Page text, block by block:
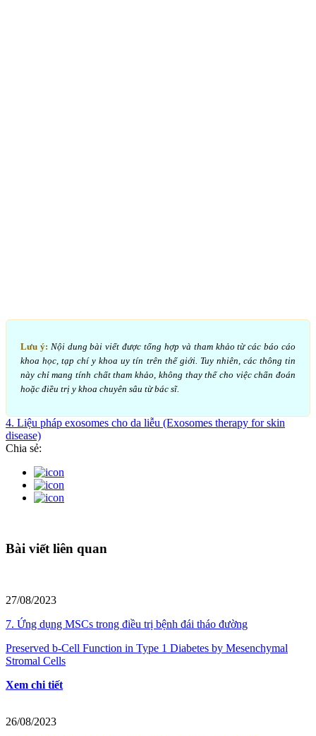
Lưu ý: Nội dung bài viết được tổng hợp và tham khảo từ các báo cáo
khoa học, tạp chí y khoa uy tín trên thế giới. Tuy nhiên, các thông tin
này chỉ mang tính chất tham khảo, không thay thế cho việc chẩn đoán
hoặc điều trị y khoa chuyên sâu từ bác sĩ.
4. Liệu pháp exosomes cho da liễu (Exosomes therapy for skin
disease)
Chia sẻ:
Bài viết liên quan
27/08/2023
7. Ứng dụng MSCs trong điều trị bệnh đái tháo đường
Preserved b-Cell Function in Type 1 Diabetes by Mesenchymal
Stromal Cells
Xem chi tiết
26/08/2023